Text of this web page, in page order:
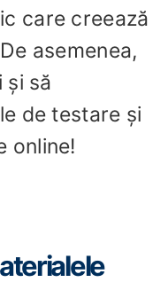
care creează
asemenea,
și să
de testare și
online!